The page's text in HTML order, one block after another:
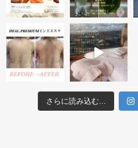
さらに読み込む...